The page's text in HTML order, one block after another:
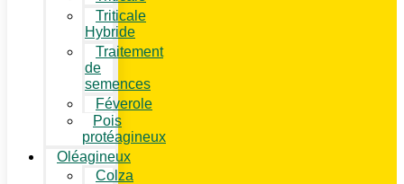
Triticale
Hybride
Traitement
de
semences
Féverole
Pois
protéagineux
Oléagineux
Colza